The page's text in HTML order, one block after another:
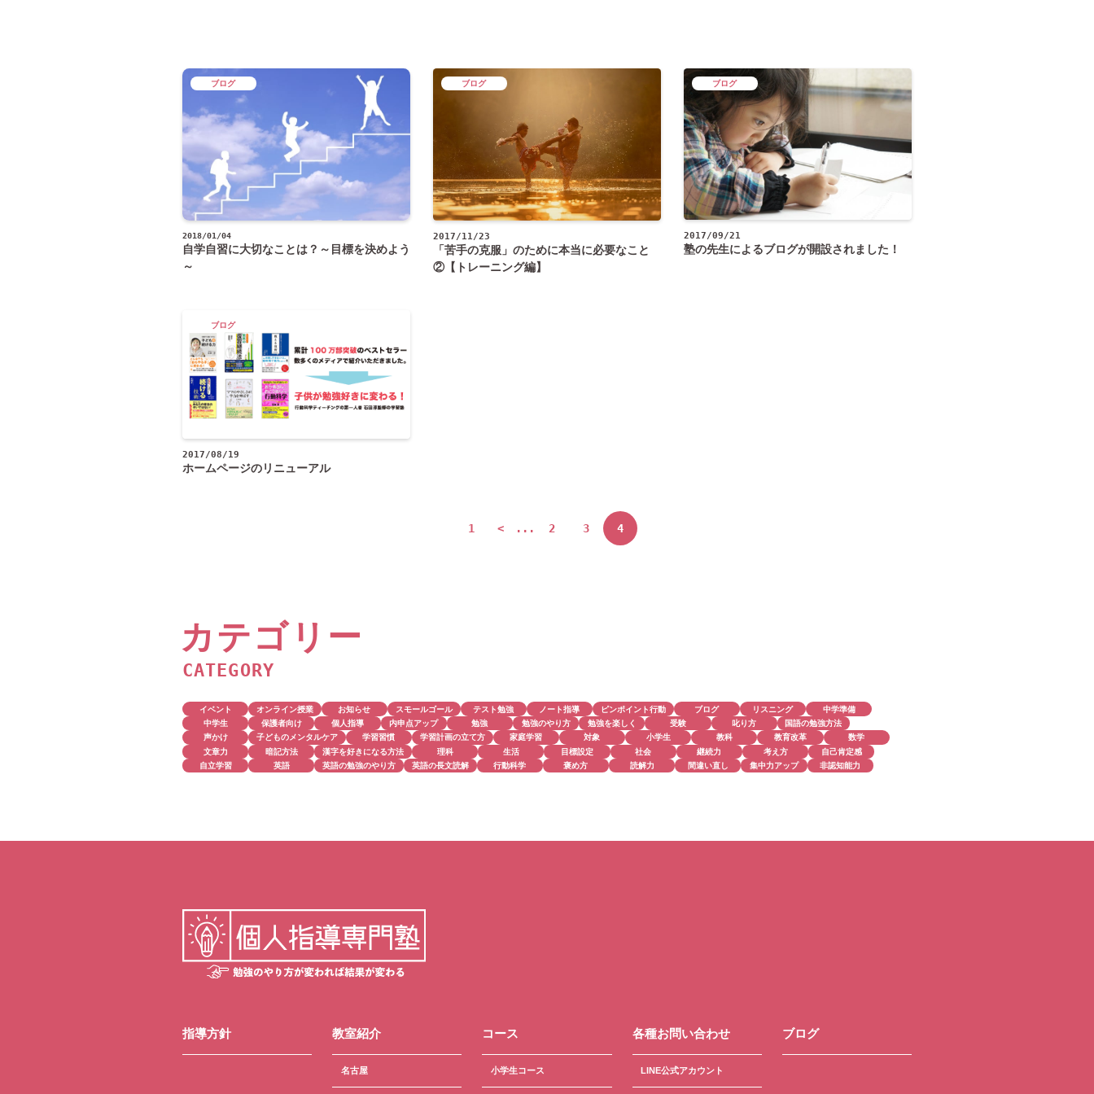
2018/01/04
自学自習に大切なことは？～目標を決めよう
～
ブログ
2017/11/23
「苦手の克服」のために本当に必要なこと
②【トレーニング編】
ブログ
2017/09/21
塾の先生によるブログが開設されました！
ブログ
2017/08/19
ホームページのリニューアル
ブログ
1 < ... 2 3 4
カテゴリー
CATEGORY
イベント オンライン授業 お知らせ スモールゴール テスト勉強 ノート指導 ピンポイント行動 ブログ リスニング
中学準備
中学生
保護者向け 個人指導 内申点アップ 勉強 勉強のやり方 勉強を楽しく 受験 叱り方
国語の勉強方法
声かけ
子どものメンタルケア 学習習慣 学習計画の立て方 家庭学習 対象 小学生 教科 教育改革
数学
文章力
暗記方法 漢字を好きになる方法 理科 生活 目標設定 社会 継続力 考え方
自己肯定感
自立学習
英語 英語の勉強のやり方 英語の長文読解 行動科学 褒め方 読解力 間違い直し 集中力アップ 非認知能力
指導方針 教室紹介
名古屋
コース
小学生コース
各種お問い合わせ
LINE公式アカウント
ブログ